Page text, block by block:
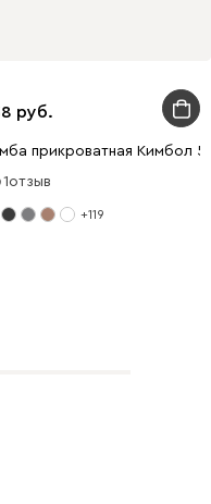
прикроватная Кимбол
1отзыв
+119